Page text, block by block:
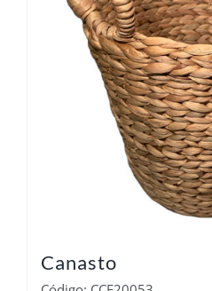
Canasto